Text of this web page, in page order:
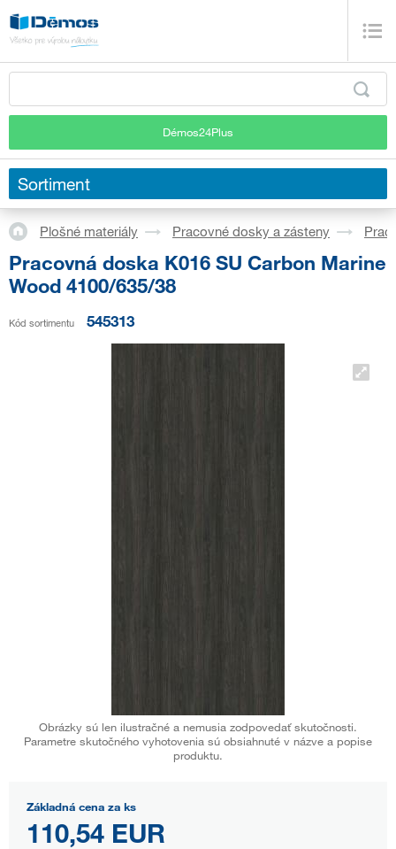
Démos24Plus
Sortiment
Plošné materiály Pracovné dosky a zásteny
Pracovná doska K016 SU Carbon Marine
Wood 4100/635/38
Kód sortimentu 545313
Obrázky sú len ilustračné a nemusia zodpovedať skutočnosti.
Parametre skutočného vyhotovenia sú obsiahnuté v názve a popise
produktu.
Základná cena za ks
110,54 EUR